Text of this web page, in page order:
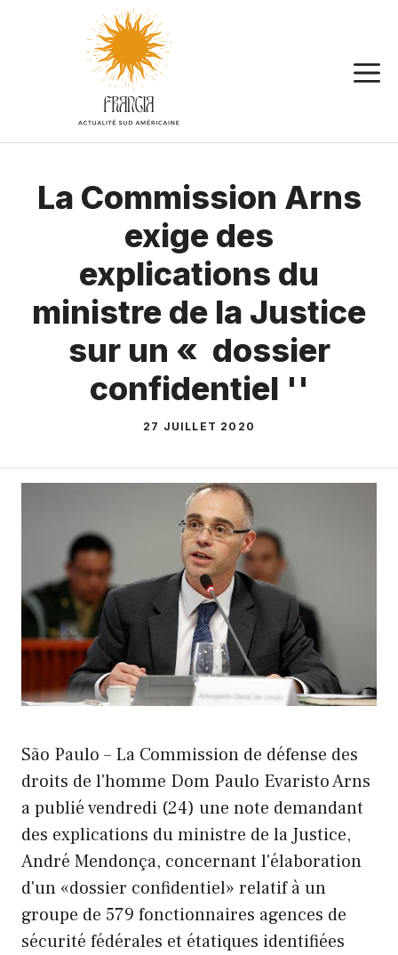
La Commission Arns
exige des
explications du
ministre de la Justice
sur un « dossier
confidentiel ''
27 JUILLET 2020
São Paulo – La Commission de défense des
droits de l'homme Dom Paulo Evaristo Arns
a publié vendredi (24) une note demandant
des explications du ministre de la Justice,
André Mendonça, concernant l'élaboration
d'un «dossier confidentiel» relatif à un
groupe de 579 fonctionnaires agences de
sécurité fédérales et étatiques identifiées